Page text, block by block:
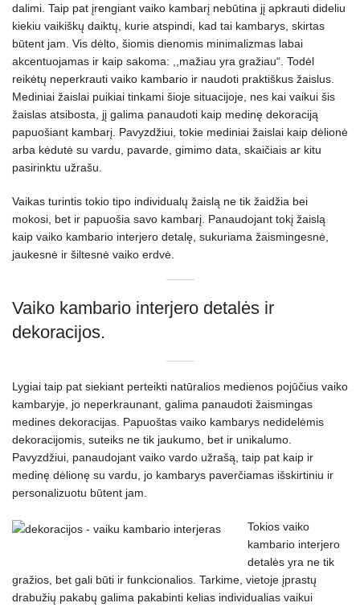
dalimi. Taip pat įrengiant vaiko kambarį nebūtina jį apkrauti dideliu
kiekiu vaikiškų daiktų, kurie atspindi, kad tai kambarys, skirtas
būtent jam. Vis dėlto, šiomis dienomis minimalizmas labai
akcentuojamas ir kaip sakoma: ,,mažiau yra gražiau“. Todėl
reikėtų neperkrauti vaiko kambario ir naudoti praktiškus žaislus.
Mediniai žaislai puikiai tinkami šioje situacijoje, nes kai vaikui šis
žaislas atsibosta, jį galima panaudoti kaip medinę dekoraciją
papuošiant kambarį. Pavyzdžiui, tokie mediniai žaislai kaip dėlionė
arba kėdutė su vardu, pavarde, gimimo data, skaičiais ar kitu
pasirinktu užrašu.
Vaikas turintis tokio tipo individualų žaislą ne tik žaidžia bei
mokosi, bet ir papuošia savo kambarį. Panaudojant tokį žaislą
kaip vaiko kambario interjero detalę, sukuriama žaismingesnė,
jaukesnė ir šiltesnė vaiko erdvė.
Vaiko kambario interjero detalės ir
dekoracijos.
Lygiai taip pat siekiant perteikti natūralios medienos pojūčius vaiko
kambaryje, jo neperkraunant, galima panaudoti žaismingas
medines dekoracijas. Papuoštas vaiko kambarys nedidelėmis
dekoracijomis, suteiks ne tik jaukumo, bet ir unikalumo.
Pavyzdžiui, panaudojant vaiko vardo užrašą, taip pat kaip ir
medinę dėlionę su vardu, jo kambarys paverčiamas išskirtiniu ir
personalizuotu būtent jam.
Tokios vaiko
kambario interjero
detalės yra ne tik
gražios, bet gali būti ir funkcionalios. Tarkime, vietoje įprastų
drabužių pakabų galima pakabinti kelias individualias vaikui